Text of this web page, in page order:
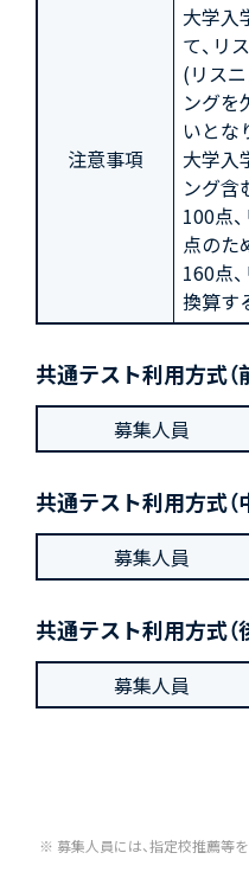
注意事項
大学入
て、リ
(リス
ングを
いとな
大学入
ング含
100点
点のた
160点
換算す
共通テスト利用方式（
募集人員
共通テスト利用方式（
募集人員
共通テスト利用方式（
募集人員
募集人員には、指定校推薦等を